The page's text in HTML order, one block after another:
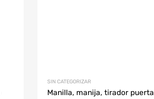
SIN CATEGORIZAR
Manilla, manija, tirador puerta